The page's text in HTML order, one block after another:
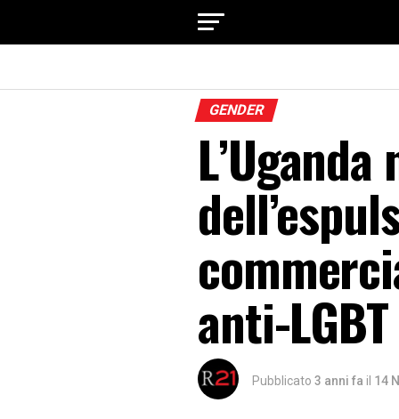
GENDER
anti-LGBT
Pubblicato 3 anni fa il 14